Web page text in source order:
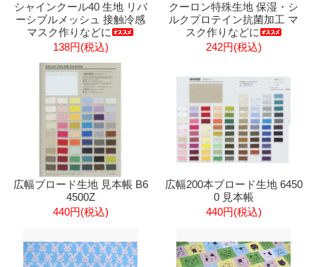
シャインクール40 生地 リバ
ーシブルメッシュ 接触冷感
マスク作りなどに
138円(税込)
クーロン特殊生地 保湿・シ
ルクプロテイン抗菌加工 マ
スク作りなどに
242円(税込)
広幅ブロード生地 見本帳 B6
4500Z
440円(税込)
広幅200本ブロード生地 6450
0 見本帳
440円(税込)